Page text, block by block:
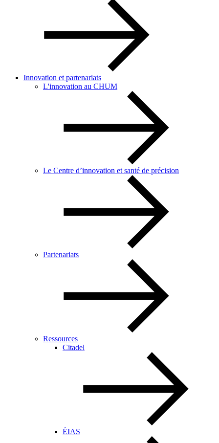
Innovation et partenariats
L'innovation au CHUM
Le Centre d’innovation et santé de précision
Partenariats
Ressources
Citadel
ÉIAS